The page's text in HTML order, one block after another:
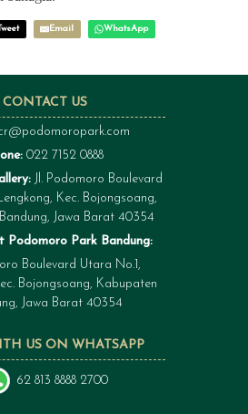
Tweet Email WhatsApp
US ON WHATSAPP
62 813 8888 2700
CONTACT US
022 7152 0888
Jl. Podomoro Boulevard
Kec. Bojongsoang,
Jawa Barat 40354
Podomoro Park Bandung:
Boulevard Utara No.1,
Bojongsoang, Kabupaten
Jawa Barat 40354